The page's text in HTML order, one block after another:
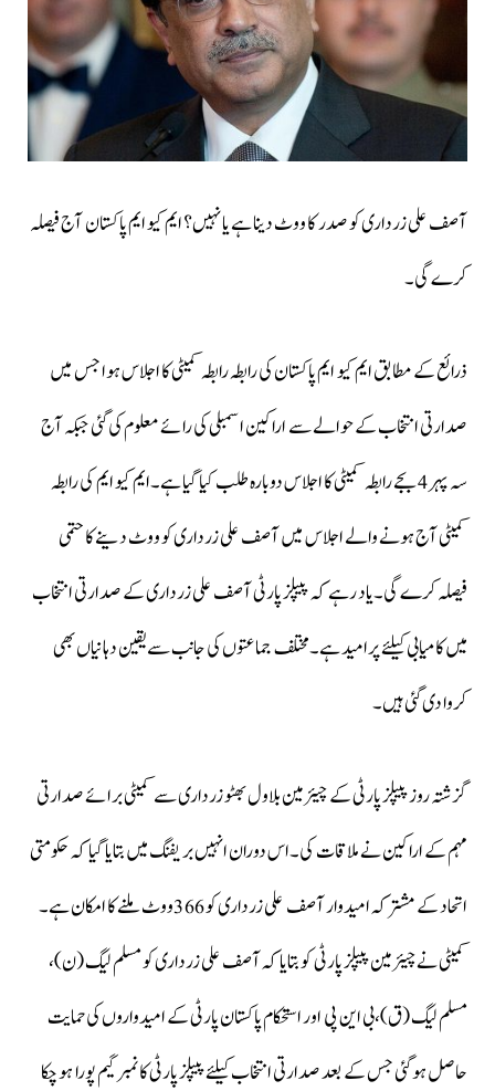
آصف علی زرداری کو صدر کا ووٹ دینا ہے یا نہیں؟ ایم کیو ایم پاکستان آج فیصلہ
کرے گی۔
ذرائع کے مطابق ایم کیو ایم پاکستان کی رابطہ رابطہ کمیٹی کا اجلاس ہوا جس میں
صدارتی انتخاب کے حوالے سے اراکین اسمبلی کی رائے معلوم کی گئی جبکہ آج
سہ پہر 4 بجے رابطہ کمیٹی کا اجلاس دوبارہ طلب کیا گیا ہے۔ایم کیو ایم کی رابطہ
کمیٹی آج ہونے والے اجلاس میں آصف علی زرداری کو ووٹ دینے کا حتمی
فیصلہ کرے گی۔یاد رہے کہ پیپلز پارٹی آصف علی زرداری کے صدارتی انتخاب
میں کامیابی کیلئے پرامید ہے۔مختلف جماعتوں کی جانب سے یقین دہانیاں بھی
کروا دی گئی ہیں۔
گزشتہ روز پیپلز پارٹی کے چیئرمین بلاول بھٹو زرداری سے کمیٹی برائے صدارتی
مہم کے اراکین نے ملاقات کی۔اس دوران انہیں بریفنگ میں بتایا گیا کہ حکومتی
اتحاد کے مشترکہ امیدوار آصف علی زرداری کو 366ووٹ ملنے کا امکان ہے۔
کمیٹی نے چیئرمین پیپلز پارٹی کو بتایا کہ آصف علی زرداری کو مسلم لیگ (ن)،
مسلم لیگ (ق)،بی این پی اور استحکام پاکستان پارٹی کے امیدواروں کی حمایت
حاصل ہو گئی جس کے بعد صدارتی انتخاب کیلئے پیپلز پارٹی کا نمبر گیم پورا ہو چکا